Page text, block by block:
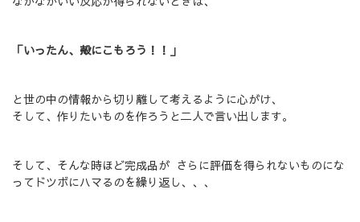
「いったん、殻にこもろう！！」
と世の中の情報から切り離して考えるように心がけ、
そして、作りたいものを作ろうと二人で言い出します。
そして、そんな時ほど完成品が さらに評価を得られないものにな
ってドツボにハマるのを繰り返し、、、